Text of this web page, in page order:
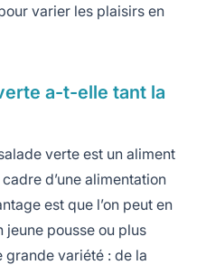
varier les plaisirs en
a-t-elle tant la
verte est un aliment
d’une alimentation
est que l’on peut en
jeune pousse ou plus
grande variété : de la